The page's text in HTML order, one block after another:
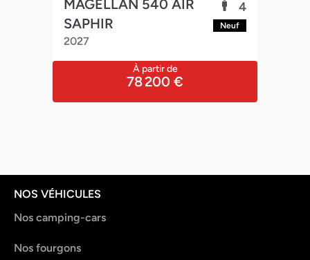
MAGELLAN 540 AIR
SAPHIR
2027
4
Neuf
À partir de
78 200 €
NOS VÉHICULES
Nos camping-cars
Nos fourgons